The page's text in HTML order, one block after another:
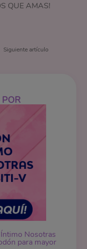
QUE AMAS!
Siguiente artículo
POR
Nosotras
para mayor